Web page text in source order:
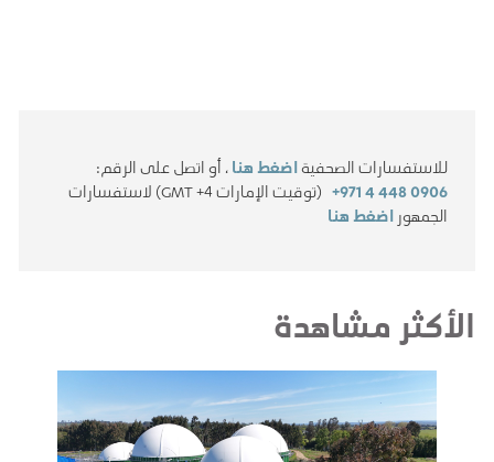
للاستفسارات الصحفيةاضغط هنا، أو اتصل على الرقم:
+971 4 448 0906
(توقيت الإمارات GMT +4) لاستفسارات
الجمهور اضغط هنا
الأكثر مشاهدة